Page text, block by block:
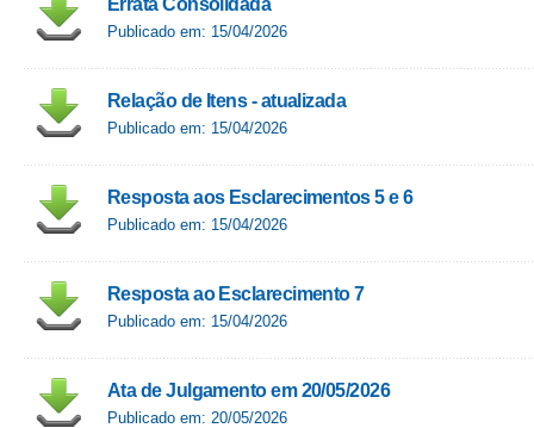
Errata Consolidada
Publicado em: 15/04/2026
Relação de Itens - atualizada
Publicado em: 15/04/2026
Resposta aos Esclarecimentos 5 e 6
Publicado em: 15/04/2026
Resposta ao Esclarecimento 7
Publicado em: 15/04/2026
Ata de Julgamento em 20/05/2026
Publicado em: 20/05/2026